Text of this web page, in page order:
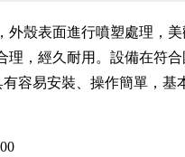
外殼表面進行噴塑處理，
理，經久耐用。設備在符
容易安裝、操作簡單，基